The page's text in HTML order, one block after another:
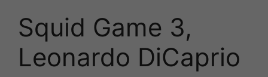
Squid Game 3,
Leonardo DiCaprio